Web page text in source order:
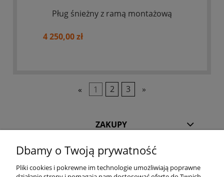
Pług śnieżny z ramą montażową
4 250,00 zł
« 1 2 3 »
ZAKUPY
POMOC
Dbamy o Twoją prywatność
Pliki cookies i pokrewne im technologie umożliwiają poprawne